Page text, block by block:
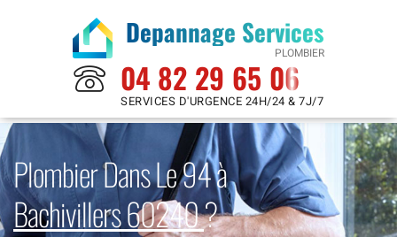
Depannage Services
PLOMBIER
04 82 29 65 06
SERVICES D'URGENCE 24H/24 & 7J/7
Plombier Dans Le 94 à
Bachivillers 60240?